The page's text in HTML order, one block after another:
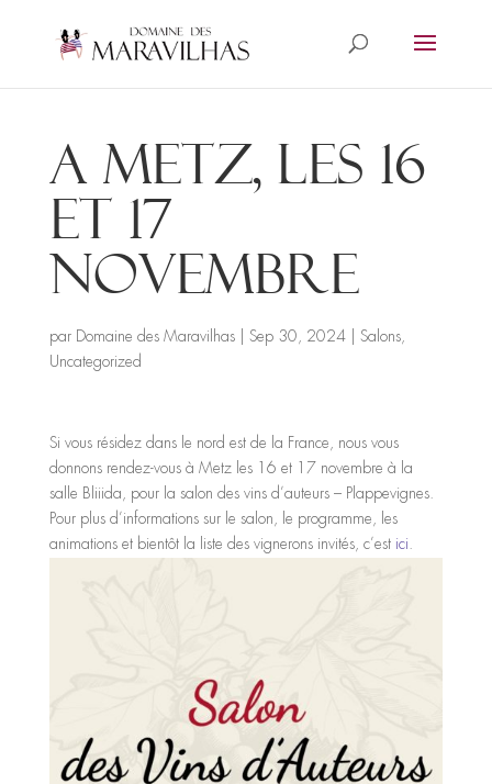
A Metz, les 16
et 17
novembre
par Domaine des Maravilhas| Sep 30, 2024| Salons,
Uncategorized
Si vous résidez dans le nord est de la France, nous vous
donnons rendez-vous à Metz les 16 et 17 novembre à la
salle Bliiida, pour la salon des vins d’auteurs – Plappevignes.
Pour plus d’informations sur le salon, le programme, les
animations et bientôt la liste des vignerons invités, c’est ici.